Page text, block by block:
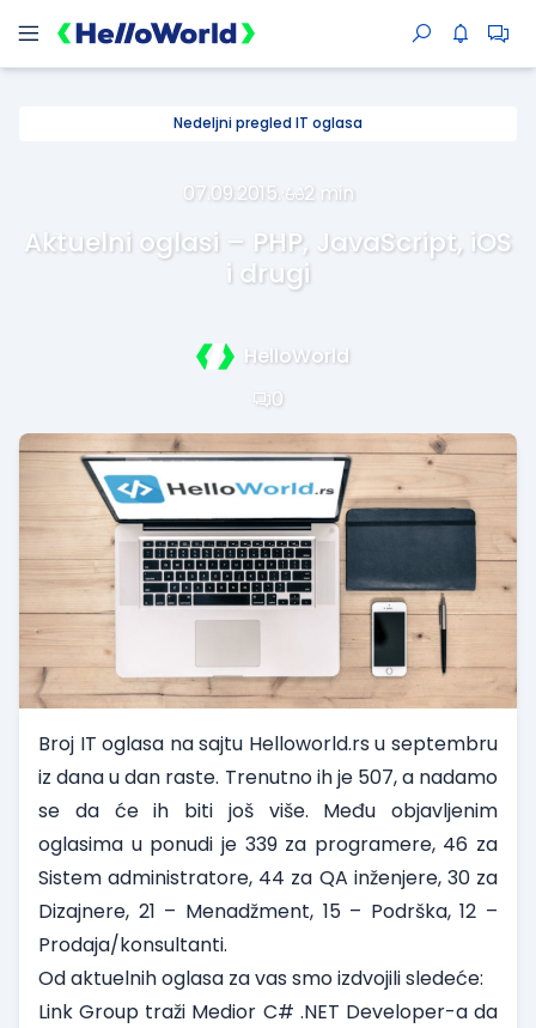
Nedeljni pregled IT oglasa
07.09.2015. 2 min
Aktuelni oglasi – PHP, JavaScript, iOS
i drugi
HelloWorld
0
Broj IT oglasa na sajtu Helloworld.rs u septembru
iz dana u dan raste. Trenutno ih je 507, a nadamo
se da će ih biti još više. Među objavljenim
oglasima u ponudi je 339 za programere, 46 za
Sistem administratore, 44 za QA inženjere, 30 za
Dizajnere, 21 – Menadžment, 15 – Podrška, 12 –
Prodaja/konsultanti.
Od aktuelnih oglasa za vas smo izdvojili sledeće:
Link Group traži Medior C# .NET Developer-a da